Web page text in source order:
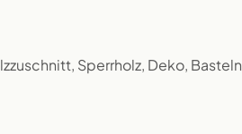
Sperrholz, Deko, Basteln